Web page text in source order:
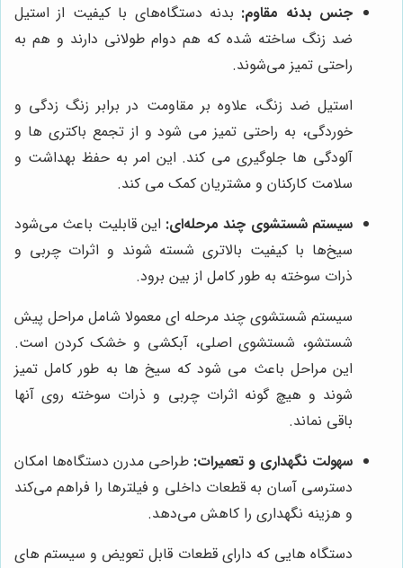
جنس بدنه مقاوم: بدنه دستگاه‌های با کیفیت از استیل
ضد زنگ ساخته شده که هم دوام طولانی دارند و هم به
راحتی تمیز می‌شوند.
استیل ضد زنگ، علاوه بر مقاومت در برابر زنگ زدگی و
خوردگی، به راحتی تمیز می شود و از تجمع باکتری ها و
آلودگی ها جلوگیری می کند. این امر به حفظ بهداشت و
سلامت کارکنان و مشتریان کمک می کند.
سیستم شستشوی چند مرحله‌ای: این قابلیت باعث می‌شود
سیخ‌ها با کیفیت بالاتری شسته شوند و اثرات چربی و
ذرات سوخته به طور کامل از بین برود.
سیستم شستشوی چند مرحله ای معمولا شامل مراحل پیش
شستشو، شستشوی اصلی، آبکشی و خشک کردن است.
این مراحل باعث می شود که سیخ ها به طور کامل تمیز
شوند و هیچ گونه اثرات چربی و ذرات سوخته روی آنها
باقی نماند.
سهولت نگهداری و تعمیرات: طراحی مدرن دستگاه‌ها امکان
دسترسی آسان به قطعات داخلی و فیلترها را فراهم می‌کند
و هزینه نگهداری را کاهش می‌دهد.
دستگاه هایی که دارای قطعات قابل تعویض و سیستم های